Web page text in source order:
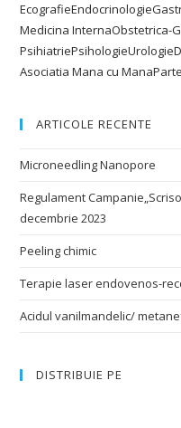
EcografieEndocrinologie
Medicina InternaObstetrica-
PsihiatriePsihologieUrologie
Asociatia Mana cu Mana
ARTICOLE RECENTE
Microneedling Nanopore
Regulament
decembrie 2023
Peeling chimic
Terapie laser endovenos-
Acidul vanilmandelic/
DISTRIBUIE PE